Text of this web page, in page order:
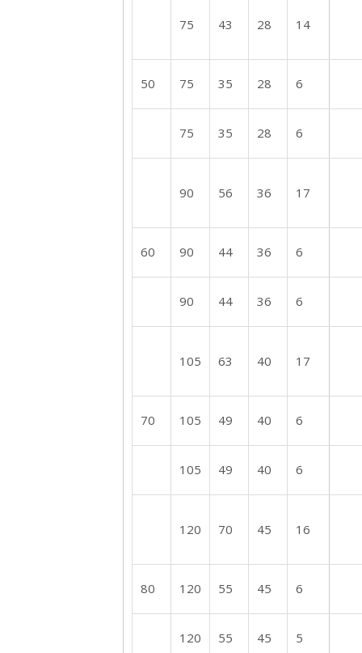
75 43 28 14
50 75 35 28 6
75 35 28 6
90 56 36 17
60 90 44 36 6
90 44 36 6
105 63 40 17
70 105 49 40 6
105 49 40 6
120 70 45 16
80 120 55 45 6
120 55 45 5